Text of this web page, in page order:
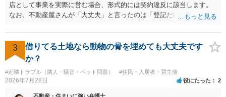
店として事業を実際に営む場合、形式的には契約違反に該当します。
なお、不動産屋さんが「大丈夫」と言ったのは「登記だけなら実務上
れますが、これは法的な保証ではありません。 ただ、解除まで認めら
れるかどうかについては信頼関係が破壊されたかどうかで判断されま
すので、建物を事務所・店舗用に大きく改築する等までなさらない限
り、リスクはそれほど大きくないかもしれません。 しかしそれでも、
大家さんが契約違反を口実に、将来の更新時に更新料の上乗せを要求
したり、立ち退きを迫る材料に使ったりする可能性は否定できませ
ん。
3
借りてる土地なら動物の骨を埋めても大丈夫です
か？
#近隣トラブル（隣人・騒音・ペット問題） #住民・入居者・買主側
2026年7月28日 役にたった 2